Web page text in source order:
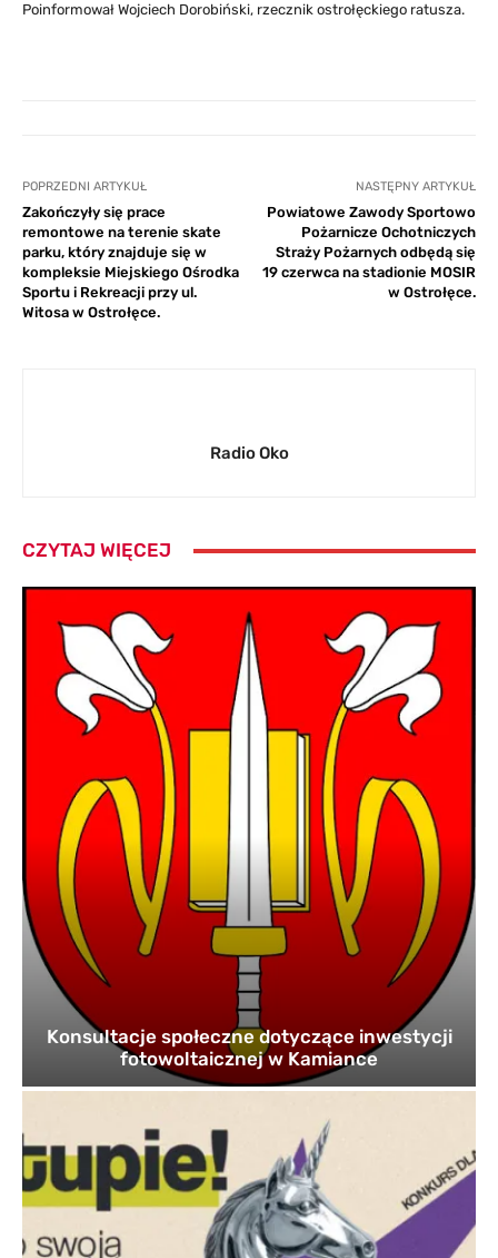
Poinformował Wojciech Dorobiński, rzecznik ostrołęckiego ratusza.
POPRZEDNI ARTYKUŁ
Zakończyły się prace
remontowe na terenie skate
parku, który znajduje się w
kompleksie Miejskiego Ośrodka
Sportu i Rekreacji przy ul.
Witosa w Ostrołęce.
NASTĘPNY ARTYKUŁ
Powiatowe Zawody Sportowo
Pożarnicze Ochotniczych
Straży Pożarnych odbędą się
19 czerwca na stadionie MOSIR
w Ostrołęce.
Radio Oko
CZYTAJ WIĘCEJ
Konsultacje społeczne dotyczące inwestycji
fotowoltaicznej w Kamiance